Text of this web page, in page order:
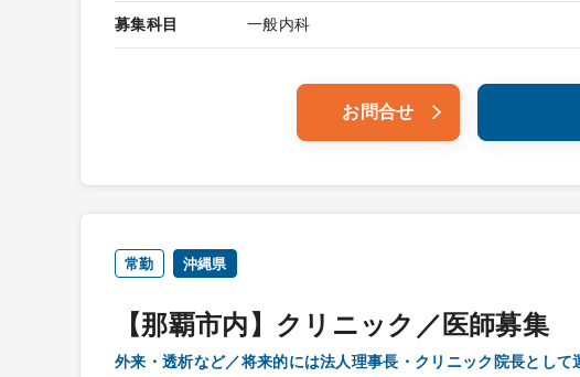
募集科目 一般内科
お問合せ
常勤 沖縄県
【那覇市内】クリニック／医師募集
外来・透析など／将来的には法人理事長・クリニック院長とし